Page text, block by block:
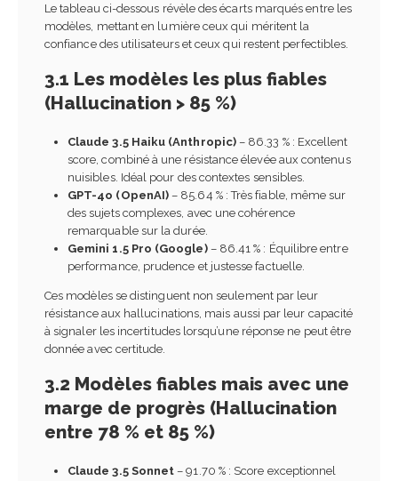
Le tableau ci-dessous révèle des écarts marqués entre les
modèles, mettant en lumière ceux qui méritent la
confiance des utilisateurs et ceux qui restent perfectibles.
3.1 Les modèles les plus fiables
(Hallucination > 85 %)
Claude 3.5 Haiku (Anthropic)– 86.33 % : Excellent
score, combiné à une résistance élevée aux contenus
nuisibles. Idéal pour des contextes sensibles.
GPT-4o (OpenAI) – 85.64 % : Très fiable, même sur
des sujets complexes, avec une cohérence
remarquable sur la durée.
Gemini 1.5 Pro (Google)– 86.41 % : Équilibre entre
performance, prudence et justesse factuelle.
Ces modèles se distinguent non seulement par leur
résistance aux hallucinations, mais aussi par leur capacité
à signaler les incertitudes lorsqu’une réponse ne peut être
donnée avec certitude.
3.2 Modèles fiables mais avec une
marge de progrès (Hallucination
entre 78 % et 85 %)
Claude 3.5 Sonnet – 91.70 % : Score exceptionnel